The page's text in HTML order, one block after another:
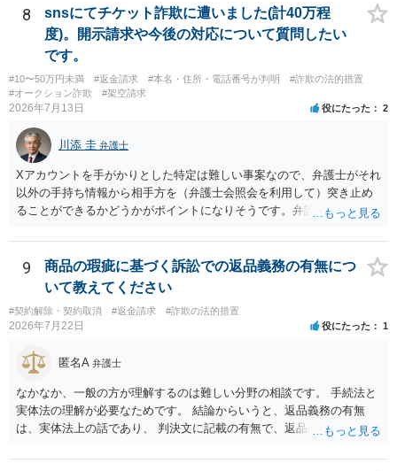
8
snsにてチケット詐欺に遭いました(計40万程
度)。開示請求や今後の対応について質問したい
です。
#10〜50万円未満 #返金請求 #本名・住所・電話番号が判明
#詐欺の法的措置
#オークション詐欺
#架空請求
2026年7月13日 役にたった 2
川添 圭 弁護士
Xアカウントを手がかりとした特定は難しい事案なので、弁護士がそれ
以外の手持ち情報から相手方を（弁護士会照会を利用して）突き止め
ることができるかどうかがポイントになりそうです。弁護士による調
せることになるでしょう。見通しについては、実際の資料等を弁護士
に検討してもらう必要があると思います。弁護士費用は自由化されて
いますので個別に確認いただく必要がありますが、そもそも回収でき
るかどうかが問題になり得る事案であり、被害額の規模からみると、
仮に回収できたとしても弁護士費用を差し引いた実質回収分はかなり
少なくなる可能性もあるように思います。
9
商品の瑕疵に基づく訴訟での返品義務の有無につ
いて教えてください
#契約解除・契約取消 #返金請求 #詐欺の法的措置
2026年7月22日 役にたった 1
匿名A 弁護士
なかなか、一般の方が理解するのは難しい分野の相談です。 手続法と
実体法の理解が必要なためです。 結論からいうと、返品義務の有無
は、実体法上の話であり、 判決文に記載の有無で、返品義務の有無が
品せよ」と判決文に書かれていなくても、 全額支払い判決の前提とし